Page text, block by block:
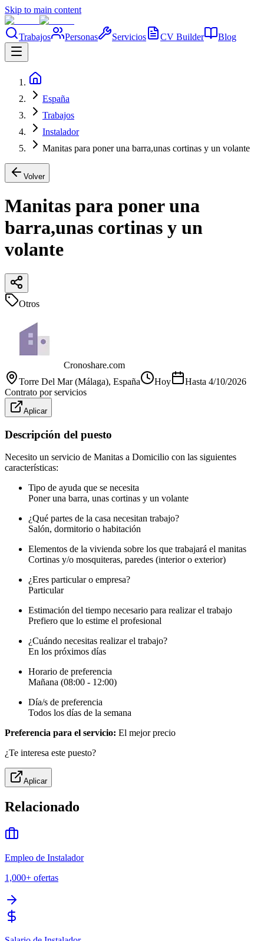
Skip to main content
Trabajos Personas Servicios CV Builder Blog
España
Trabajos
Instalador
Manitas para poner una barra,unas cortinas y un volante
Volver
Manitas para poner una
barra,unas cortinas y un
volante
Otros
Cronoshare.com
Torre Del Mar (Málaga), España Hoy Hasta 4/10/2026
Contrato por servicios
Aplicar
Descripción del puesto
Necesito un servicio de Manitas a Domicilio con las siguientes
características:
Tipo de ayuda que se necesita
Poner una barra, unas cortinas y un volante
¿Qué partes de la casa necesitan trabajo?
Salón, dormitorio o habitación
Elementos de la vivienda sobre los que trabajará el manitas
Cortinas y/o mosquiteras, paredes (interior o exterior)
¿Eres particular o empresa?
Particular
Estimación del tiempo necesario para realizar el trabajo
Prefiero que lo estime el profesional
¿Cuándo necesitas realizar el trabajo?
En los próximos días
Horario de preferencia
Mañana (08:00 - 12:00)
Día/s de preferencia
Todos los días de la semana
Preferencia para el servicio: El mejor precio
¿Te interesa este puesto?
Aplicar
Relacionado
Empleo de Instalador
1,000+ ofertas